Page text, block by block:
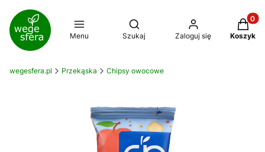
Menu
Otwórz wyszukiwarkę
Szukaj Zaloguj się Koszyk
wegesfera.pl Przekąska Chipsy owocowe